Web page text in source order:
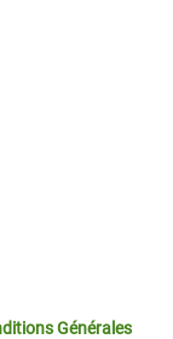
Générales